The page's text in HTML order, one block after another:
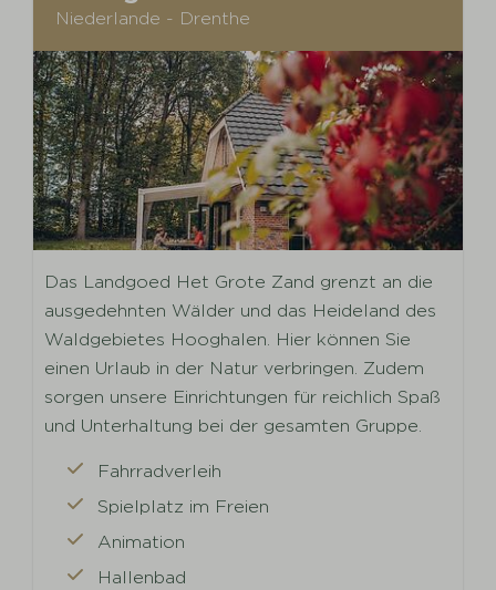
Niederlande - Drenthe
Das Landgoed Het Grote Zand grenzt an die
ausgedehnten Wälder und das Heideland des
Waldgebietes Hooghalen. Hier können Sie
einen Urlaub in der Natur verbringen. Zudem
sorgen unsere Einrichtungen für reichlich Spaß
und Unterhaltung bei der gesamten Gruppe.
Fahrradverleih
Spielplatz im Freien
Animation
Hallenbad